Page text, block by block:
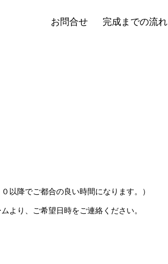
お問合せ 完成までの流れ
以降でご都合の良い時間になります。）
より、ご希望日時をご連絡ください。